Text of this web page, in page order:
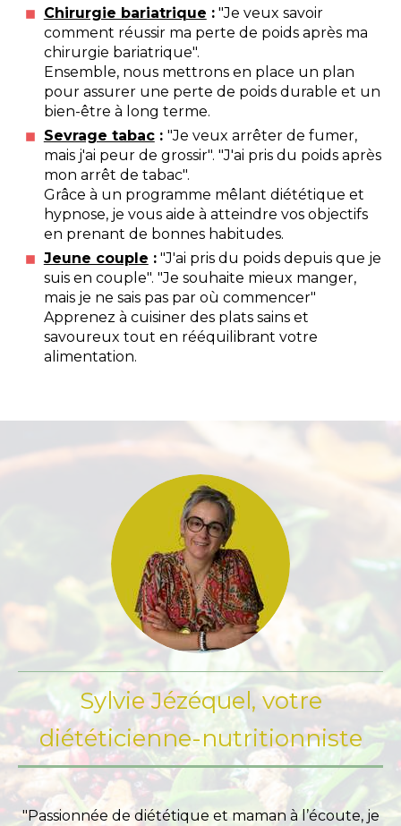
Chirurgie bariatrique :"Je veux savoir
comment réussir ma perte de poids après ma
chirurgie bariatrique".
Ensemble, nous mettrons en place un plan
pour assurer une perte de poids durable et un
bien-être à long terme.
Sevrage tabac: "Je veux arrêter de fumer,
mais j'ai peur de grossir". "J'ai pris du poids après
mon arrêt de tabac".
Grâce à un programme mêlant diététique et
hypnose, je vous aide à atteindre vos objectifs
en prenant de bonnes habitudes.
Jeune couple :"J'ai pris du poids depuis que je
suis en couple". "Je souhaite mieux manger,
mais je ne sais pas par où commencer"
Apprenez à cuisiner des plats sains et
savoureux tout en rééquilibrant votre
alimentation.
Sylvie Jézéquel, votre
diététicienne-nutritionniste
"Passionnée de diététique et maman à l’écoute, je